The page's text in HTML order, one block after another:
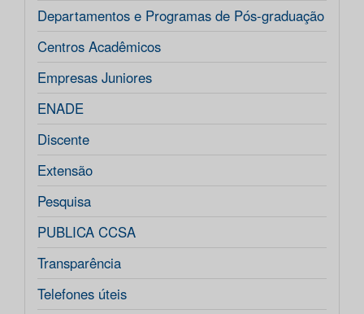
Departamentos e Programas de Pós-graduação
Centros Acadêmicos
Empresas Juniores
ENADE
Discente
Extensão
Pesquisa
PUBLICA CCSA
Transparência
Telefones úteis